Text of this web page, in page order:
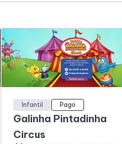
Infantil Pago
Galinha Pintadinha
Circus